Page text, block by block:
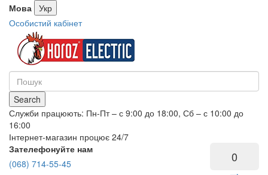
Мова Укр
Особистий кабінет
Search
Служби працюють: Пн-Пт – с 9:00 до 18:00, Сб – с 10:00 до
16:00
Інтернет-магазин процює 24/7
Зателефонуйте нам
(068) 714-55-45
0